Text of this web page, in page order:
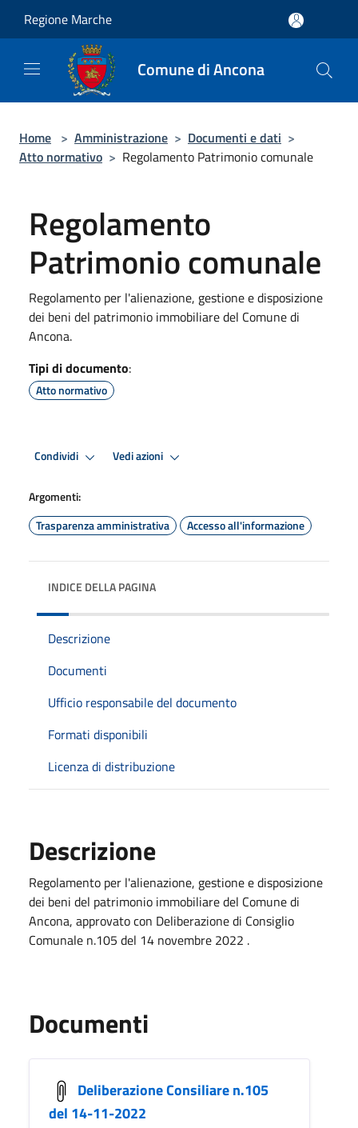
Regione Marche
Comune di Ancona
Home > Amministrazione > Documenti e dati >
Atto normativo > Regolamento Patrimonio comunale
Regolamento
Patrimonio comunale
Regolamento per l'alienazione, gestione e disposizione
dei beni del patrimonio immobiliare del Comune di
Ancona.
Tipi di documento:
Atto normativo
Condividi Vedi azioni
Argomenti:
Trasparenza amministrativa
Accesso all'informazione
INDICE DELLA PAGINA
Descrizione
Documenti
Ufficio responsabile del documento
Formati disponibili
Licenza di distribuzione
Descrizione
Regolamento per l'alienazione, gestione e disposizione
dei beni del patrimonio immobiliare del Comune di
Ancona, approvato con Deliberazione di Consiglio
Comunale n.105 del 14 novembre 2022 .
Documenti
Deliberazione Consiliare n.105
del 14-11-2022